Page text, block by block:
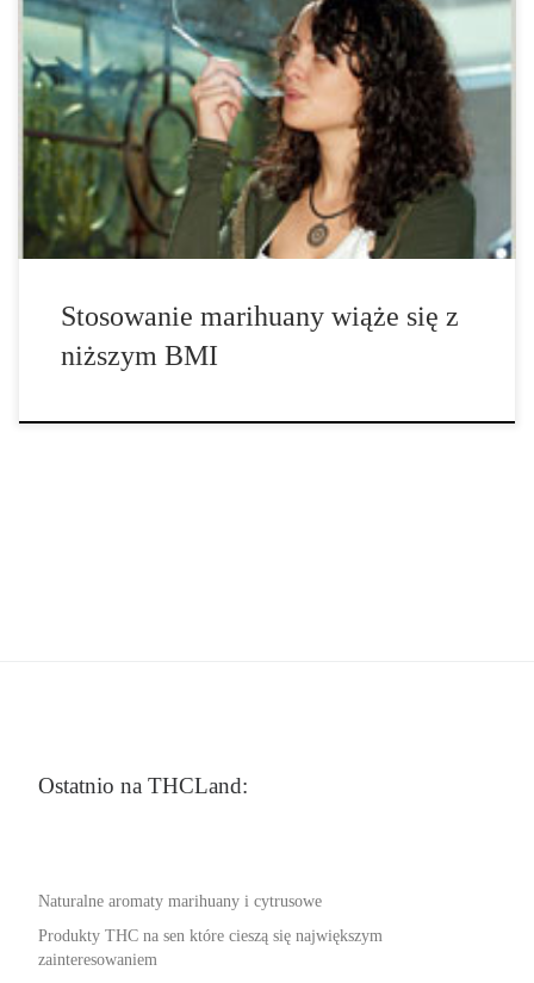
Jak wynika z badań opublikowanych w The Journal of Mental
Health Policy and Economics, stosowanie cannabis jest związane z
niższym wskaźnikiem masy ciała (BMI). Badacze z University of
Miami oceniali zależność między stosowaniem marihuany a
wartością BMI w reprezentatywnej próbie […]
Stosowanie marihuany wiąże się z
niższym BMI
Ostatnio na THCLand:
Naturalne aromaty marihuany i cytrusowe
Produkty THC na sen które cieszą się największym
zainteresowaniem